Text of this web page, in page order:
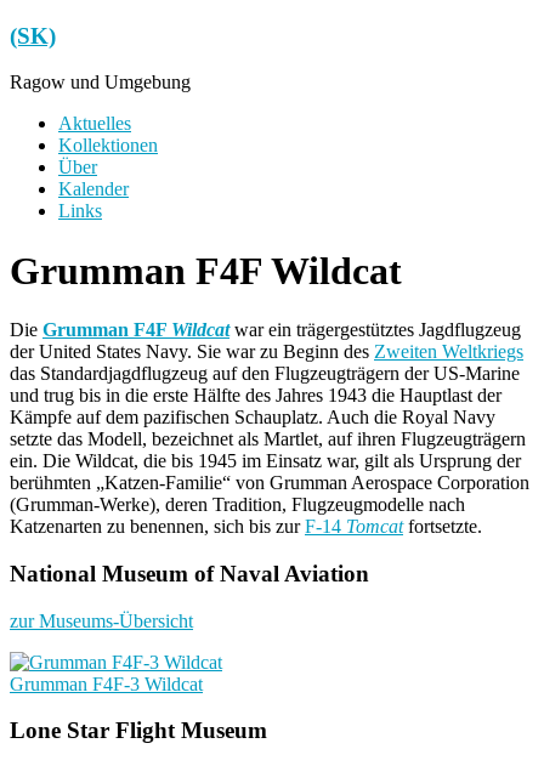
Zum
Inhalt
springen
(SK)
Ragow und Umgebung
Menü
Aktuelles
Kollektionen
Über
Kalender
Links
Grumman F4F Wildcat
Die Grumman F4F Wildcatwar ein trägergestütztes Jagdflugzeug
der United States Navy. Sie war zu Beginn des Zweiten Weltkriegs
das Standardjagdflugzeug auf den Flugzeugträgern der US-Marine
und trug bis in die erste Hälfte des Jahres 1943 die Hauptlast der
Kämpfe auf dem pazifischen Schauplatz. Auch die Royal Navy
setzte das Modell, bezeichnet als Martlet, auf ihren Flugzeugträgern
ein. Die Wildcat, die bis 1945 im Einsatz war, gilt als Ursprung der
berühmten „Katzen-Familie“ von Grumman Aerospace Corporation
(Grumman-Werke), deren Tradition, Flugzeugmodelle nach
Katzenarten zu benennen, sich bis zurF-14 Tomcatfortsetzte.
National Museum of Naval Aviation
zur Museums-Übersicht
Grumman F4F-3 Wildcat
Lone Star Flight Museum